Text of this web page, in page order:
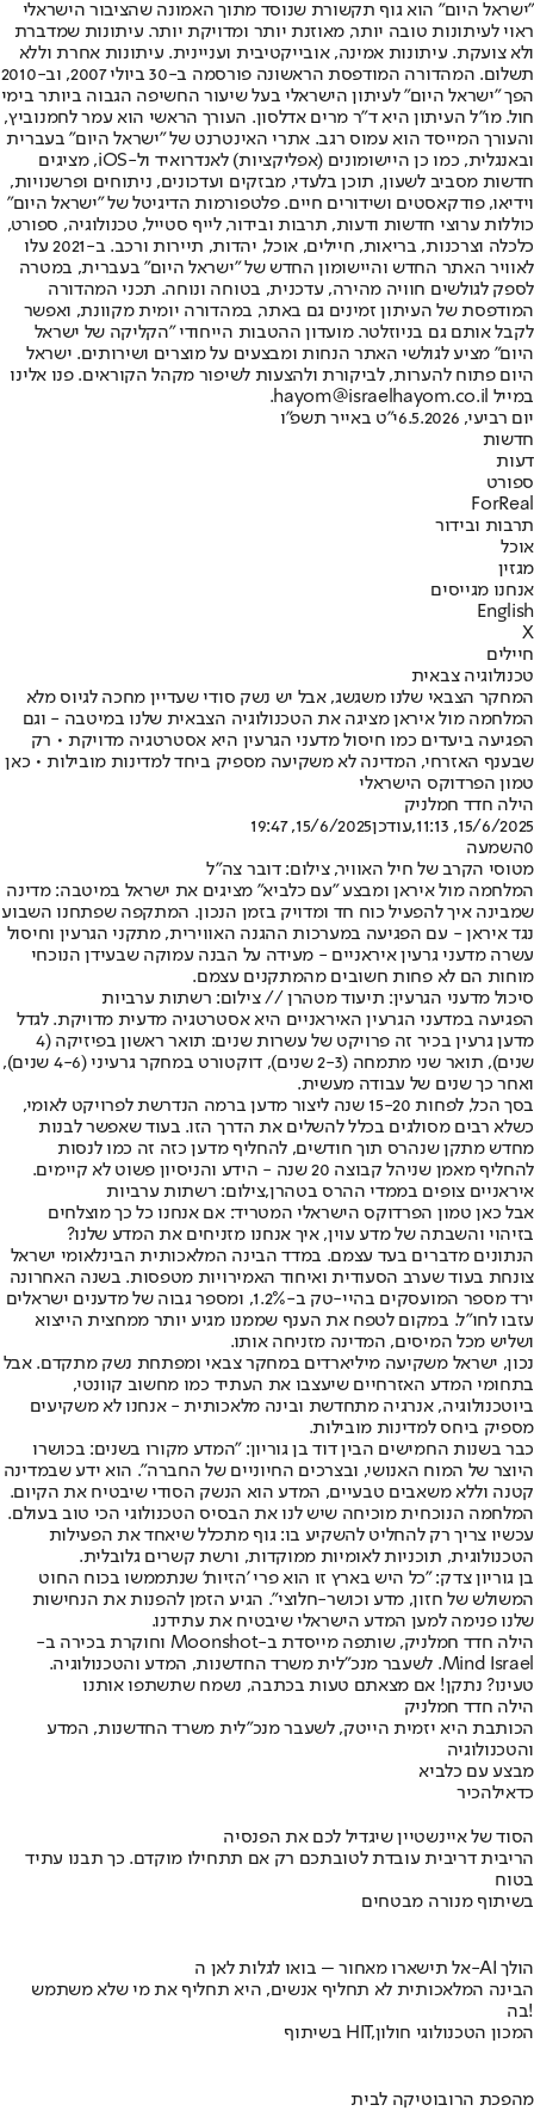
"ישראל היום" הוא גוף תקשורת שנוסד מתוך האמונה שהציבור הישראלי
ראוי לעיתונות טובה יותר, מאוזנת יותר ומדויקת יותר. עיתונות שמדברת
ולא צועקת. עיתונות אמינה, אובייקטיבית ועניינית. עיתונות אחרת וללא
תשלום. המהדורה המודפסת הראשונה פורסמה ב-30 ביולי 2007, וב-2010
הפך "ישראל היום" לעיתון הישראלי בעל שיעור החשיפה הגבוה ביותר בימי
חול. מו"ל העיתון היא ד"ר מרים אדלסון. העורך הראשי הוא עמר לחמנוביץ,
והעורך המייסד הוא עמוס רגב. אתרי האינטרנט של "ישראל היום" בעברית
ובאנגלית, כמו כן היישומונים (אפליקציות) לאנדרואיד ול-iOS, מציגים
חדשות מסביב לשעון, תוכן בלעדי, מבזקים ועדכונים, ניתוחים ופרשנויות,
וידיאו, פודקאסטים ושידורים חיים. פלטפורמות הדיגיטל של "ישראל היום"
כוללות ערוצי חדשות ודעות, תרבות ובידור, לייף סטייל, טכנולוגיה, ספורט,
כלכלה וצרכנות, בריאות, חיילים, אוכל, יהדות, תיירות ורכב. ב-2021 עלו
לאוויר האתר החדש והיישומון החדש של "ישראל היום" בעברית, במטרה
לספק לגולשים חוויה מהירה, עדכנית, בטוחה ונוחה. תכני המהדורה
המודפסת של העיתון זמינים גם באתר, במהדורה יומית מקוונת, ואפשר
לקבל אותם גם בניוזלטר. מועדון ההטבות הייחודי "הקליקה של ישראל
היום" מציע לגולשי האתר הנחות ומבצעים על מוצרים ושירותים. ישראל
היום פתוח להערות, לביקורת ולהצעות לשיפור מקהל הקוראים. פנו אלינו
במייל hayom@israelhayom.co.il.
יום רביעי, 6.5.2026
י"ט באייר תשפ"ו
חדשות
דעות
ספורט
ForReal
תרבות ובידור
אוכל
מגזין
אנחנו מגייסים
English
X
חיילים
טכנולוגיה צבאית
המחקר הצבאי שלנו משגשג, אבל יש נשק סודי שעדיין מחכה לגיוס מלא
המלחמה מול איראן מציגה את הטכנולוגיה הצבאית שלנו במיטבה - וגם
הפגיעה ביעדים כמו חיסול מדעני הגרעין היא אסטרטגיה מדויקת • רק
שבענף האזרחי, המדינה לא משקיעה מספיק ביחד למדינות מובילות • כאן
טמון הפרדוקס הישראלי
הילה חדד חמלניק
15/6/2025, 11:13
,עודכן15/6/2025, 19:47
0השמעה
מטוסי הקרב של חיל האוויר, צילום: דובר צה"ל
המלחמה מול איראן ומבצע "עם כלביא" מציגים את ישראל במיטבה: מדינה
שמבינה איך להפעיל כוח חד ומדויק בזמן הנכון. המתקפה שפתחנו השבוע
נגד איראן - עם הפגיעה במערכות ההגנה האווירית, מתקני הגרעין וחיסול
עשרה מדעני גרעין איראניים - מעידה על הבנה עמוקה שבעידן הנוכחי
מוחות הם לא פחות חשובים מהמתקנים עצמם.
סיכול מדעני הגרעין: תיעוד מטהרן // צילום: רשתות ערביות
הפגיעה במדעני הגרעין האיראניים היא אסטרטגיה מדעית מדויקת. לגדל
מדען גרעין בכיר זה פרויקט של עשרות שנים: תואר ראשון בפיזיקה (4
שנים), תואר שני מתמחה (2-3 שנים), דוקטורט במחקר גרעיני (4-6 שנים),
ואחר כך שנים של עבודה מעשית.
בסך הכל, לפחות 15-20 שנה ליצור מדען ברמה הנדרשת לפרויקט לאומי,
כשלא רבים מסולגים בכלל להשלים את הדרך הזו. בעוד שאפשר לבנות
מחדש מתקן שנהרס תוך חודשים, להחליף מדען כזה זה כמו לנסות
להחליף מאמן שניהל קבוצה 20 שנה - הידע והניסיון פשוט לא קיימים.
איראניים צופים בממדי ההרס בטהרן,צילום: רשתות ערביות
אבל כאן טמון הפרדוקס הישראלי המטריד: אם אנחנו כל כך מוצלחים
בזיהוי והשבתה של מדע עוין, איך אנחנו מזניחים את המדע שלנו?
הנתונים מדברים בעד עצמם. במדד הבינה המלאכותית הבינלאומי ישראל
צונחת בעוד שערב הסעודית ואיחוד האמירויות מטפסות. בשנה האחרונה
ירד מספר המועסקים בהיי-טק ב-1.2%, ומספר גבוה של מדענים ישראלים
עזבו לחו"ל. במקום לטפח את הענף שממנו מגיע יותר ממחצית הייצוא
ושליש מכל המיסים, המדינה מזניחה אותו.
נכון, ישראל משקיעה מיליארדים במחקר צבאי ומפתחת נשק מתקדם. אבל
בתחומי המדע האזרחיים שיעצבו את העתיד כמו מחשוב קוונטי,
ביוטכנולוגיה, אנרגיה מתחדשת ובינה מלאכותית - אנחנו לא משקיעים
מספיק ביחס למדינות מובילות.
כבר בשנות החמישים הבין דוד בן גוריון: "המדע מקורו בשנים: בכושרו
היוצר של המוח האנושי, ובצרכים החיוניים של החברה". הוא ידע שבמדינה
קטנה וללא משאבים טבעיים, המדע הוא הנשק הסודי שיבטיח את הקיום.
המלחמה הנוכחית מוכיחה שיש לנו את הבסיס הטכנולוגי הכי טוב בעולם.
עכשיו צריך רק להחליט להשקיע בו: גוף מתכלל שיאחד את הפעילות
הטכנולוגית, תוכניות לאומיות ממוקדות, ורשת קשרים גלובלית.
בן גוריון צדק: "כל היש בארץ זו הוא פרי 'הזיות' שנתממשו בכוח החוט
המשולש של חזון, מדע וכושר-חלוצי". הגיע הזמן להפנות את הנחישות
שלנו פנימה למען המדע הישראלי שיבטיח את עתידנו.
הילה חדד חמלניק, שותפה מייסדת ב-Moonshot וחוקרת בכירה ב-
Mind Israel. לשעבר מנכ"לית משרד החדשנות, המדע והטכנולוגיה.
טעינו? נתקן! אם מצאתם טעות בכתבה, נשמח שתשתפו אותנו
הילה חדד חמלניק
הכותבת היא יזמית הייטק, לשעבר מנכ״לית משרד החדשנות, המדע
והטכנולוגיה
מבצע עם כלביא
כדאילהכיר
הסוד של איינשטיין שיגדיל לכם את הפנסיה
הריבית דריבית עובדת לטובתכם רק אם תתחילו מוקדם. כך תבנו עתיד
בטוח
בשיתוף מנורה מבטחים
אל תישארו מאחור – בואו לגלות לאן ה-AI הולך
הבינה המלאכותית לא תחליף אנשים, היא תחליף את מי שלא משתמש
בה!
בשיתוף HIT,המכון הטכנולוגי חולון
מהפכת הרובוטיקה לבית